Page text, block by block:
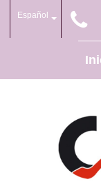
Español